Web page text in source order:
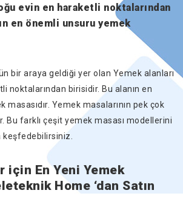
evin en haraketli noktalarından
en önemli unsuru yemek
bir araya geldiği yer olan Yemek alanları
noktalarından birisidir. Bu alanın en
Yemek masalarının pek çok
Bu farklı çeşit yemek masası modellerini
keşfedebilirsiniz.
için En Yeni Yemek
Home ‘dan Satın